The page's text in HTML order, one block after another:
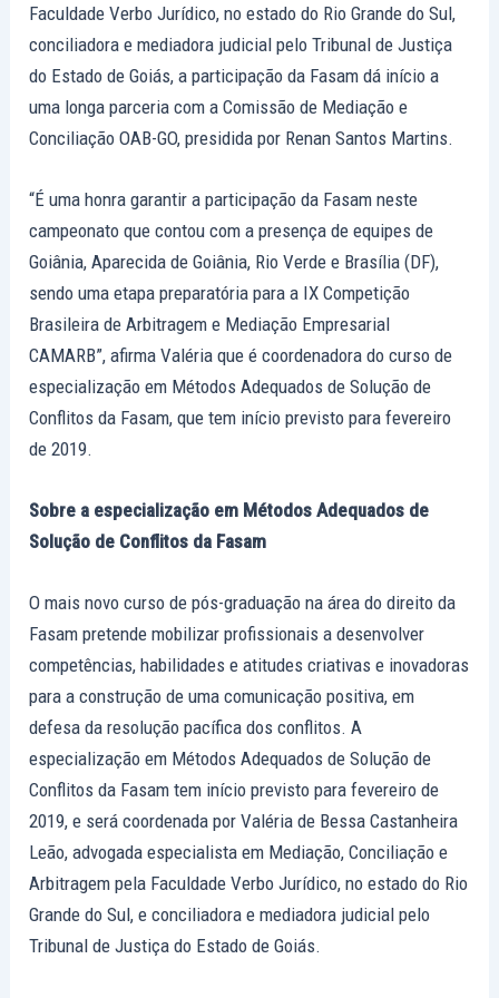
Faculdade Verbo Jurídico, no estado do Rio Grande do Sul,
conciliadora e mediadora judicial pelo Tribunal de Justiça
do Estado de Goiás, a participação da Fasam dá início a
uma longa parceria com a Comissão de Mediação e
Conciliação OAB-GO, presidida por Renan Santos Martins.
“É uma honra garantir a participação da Fasam neste
campeonato que contou com a presença de equipes de
Goiânia, Aparecida de Goiânia, Rio Verde e Brasília (DF),
sendo uma etapa preparatória para a IX Competição
Brasileira de Arbitragem e Mediação Empresarial
CAMARB”, afirma Valéria que é coordenadora do curso de
especialização em Métodos Adequados de Solução de
Conflitos da Fasam, que tem início previsto para fevereiro
de 2019.
Sobre a especialização em Métodos Adequados de
Solução de Conflitos da Fasam
O mais novo curso de pós-graduação na área do direito da
Fasam pretende mobilizar profissionais a desenvolver
competências, habilidades e atitudes criativas e inovadoras
para a construção de uma comunicação positiva, em
defesa da resolução pacífica dos conflitos. A
especialização em Métodos Adequados de Solução de
Conflitos da Fasam tem início previsto para fevereiro de
2019, e será coordenada por Valéria de Bessa Castanheira
Leão, advogada especialista em Mediação, Conciliação e
Arbitragem pela Faculdade Verbo Jurídico, no estado do Rio
Grande do Sul, e conciliadora e mediadora judicial pelo
Tribunal de Justiça do Estado de Goiás.